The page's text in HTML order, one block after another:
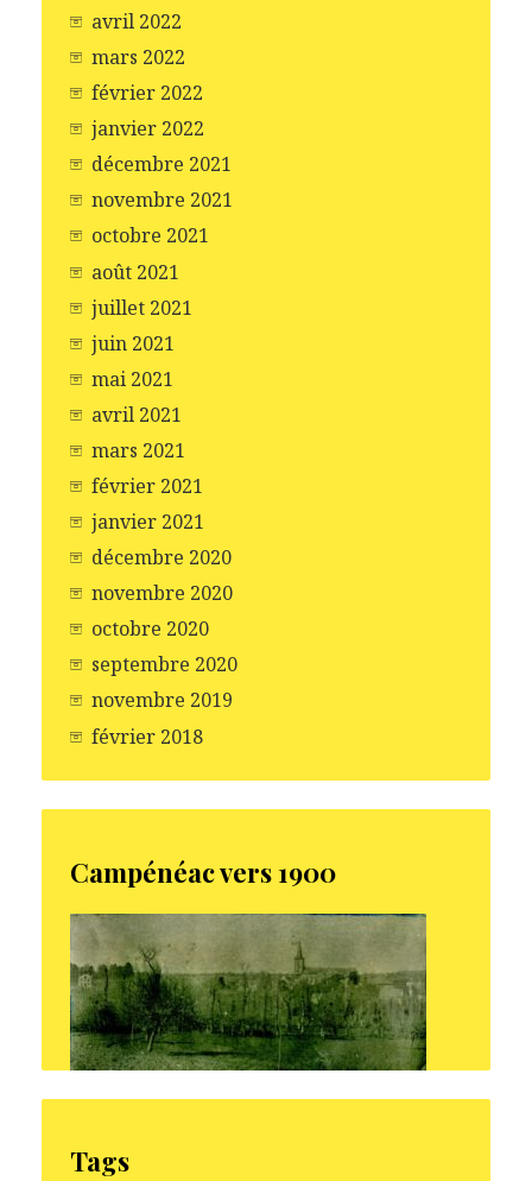
avril 2022
mars 2022
février 2022
janvier 2022
décembre 2021
novembre 2021
octobre 2021
août 2021
juillet 2021
juin 2021
mai 2021
avril 2021
mars 2021
février 2021
janvier 2021
décembre 2020
novembre 2020
octobre 2020
septembre 2020
novembre 2019
février 2018
Campénéac vers 1900
Tags